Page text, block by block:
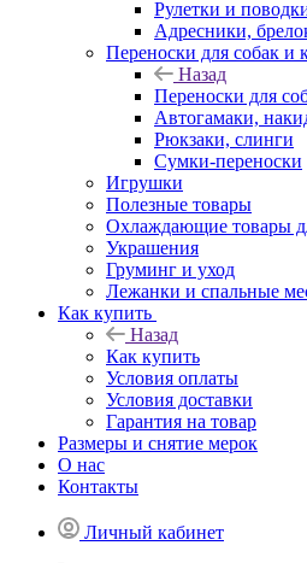
Рулетки и
Адресники,
Переноски для собак и
Назад
Переноски для
Автогамаки,
Рюкзаки, слинги
Сумки-переноски
Игрушки
Полезные товары
Охлаждающие товары
Украшения
Груминг и уход
Лежанки и спальные
Как купить
Назад
Как купить
Условия оплаты
Условия доставки
Гарантия на товар
Размеры и снятие мерок
О нас
Контакты
Личный кабинет